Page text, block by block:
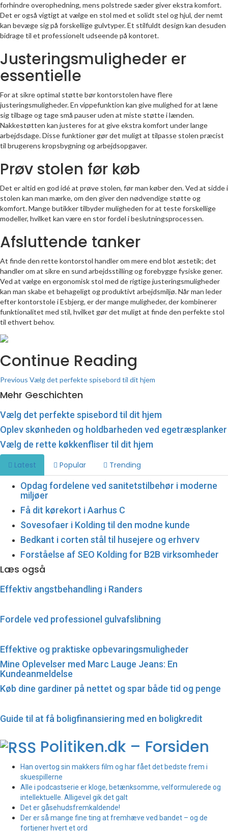
forhindre overophedning, mens polstrede sæder giver ekstra komfort.
Det er også vigtigt at vælge en stol med et solidt stel og hjul, der nemt
kan bevæge sig på forskellige gulvtyper. Et stilfuldt design kan desuden
bidrage til et professionelt udseende på kontoret.
Justeringsmuligheder er
essentielle
For at sikre optimal støtte bør kontorstolen have flere
justeringsmuligheder. En vippefunktion kan give mulighed for at læne
sig tilbage og tage små pauser uden at miste støtte i lænden.
Nakkestøtten kan justeres for at give ekstra komfort under lange
arbejdsdage. Disse funktioner gør det muligt at tilpasse stolen præcist
til brugerens kropsbygning og arbejdsopgaver.
Prøv stolen før køb
Det er altid en god idé at prøve stolen, før man køber den. Ved at sidde i
stolen kan man mærke, om den giver den nødvendige støtte og
komfort. Mange butikker tilbyder muligheden for at teste forskellige
modeller, hvilket kan være en stor fordel i beslutningsprocessen.
Afsluttende tanker
At finde den rette kontorstol handler om mere end blot æstetik; det
handler om at sikre en sund arbejdsstilling og forebygge fysiske gener.
Ved at vælge en ergonomisk stol med de rigtige justeringsmuligheder
kan man skabe et behageligt og produktivt arbejdsmiljø. Når man leder
efter kontorstole i Esbjerg, er der mange muligheder, der kombinerer
funktionalitet med stil, hvilket gør det muligt at finde den perfekte stol
til ethvert behov.
Continue Reading
Previous Vælg det perfekte spisebord til dit hjem
Mehr Geschichten
Vælg det perfekte spisebord til dit hjem
Oplev skønheden og holdbarheden ved egetræsplanker
Vælg de rette køkkenfliser til dit hjem
Latest Popular Trending
Opdag fordelene ved sanitetstilbehør i moderne
miljøer
Få dit kørekort i Aarhus C
Sovesofaer i Kolding til den modne kunde
Bedkant i corten stål til husejere og erhverv
Forståelse af SEO Kolding for B2B virksomheder
Læs også
Effektiv angstbehandling i Randers
Fordele ved professionel gulvafslibning
Effektive og praktiske opbevaringsmuligheder
Mine Oplevelser med Marc Lauge Jeans: En
Kundeanmeldelse
Køb dine gardiner på nettet og spar både tid og penge
Guide til at få boligfinansiering med en boligkredit
Politiken.dk – Forsiden
Han overtog sin makkers film og har fået det bedste frem i
skuespillerne
Alle i podcastserie er kloge, betænksomme, velformulerede og
intellektuelle. Alligevel gik det galt
Det er gåsehudsfremkaldende!
Der er så mange fine ting at fremhæve ved bandet – og de
fortjener hvert et ord